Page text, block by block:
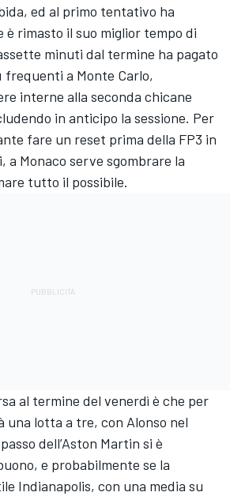
ed al primo tentativo ha
rimasto il suo miglior tempo di
minuti dal termine ha pagato
frequenti a Monte Carlo,
interne alla seconda chicane
in anticipo la sessione. Per
fare un reset prima della FP3 in
a Monaco serve sgombrare la
tutto il possibile.
al termine del venerdì è che per
una lotta a tre, con Alonso nel
dell’Aston Martin si è
e probabilmente se la
Indianapolis, con una media su